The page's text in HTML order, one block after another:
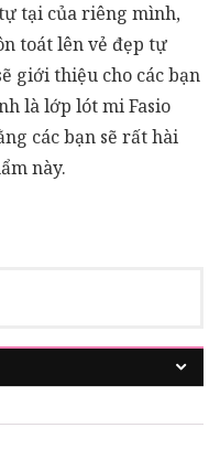
tại của riêng mình,
toát lên vẻ đẹp tự
giới thiệu cho các bạn
là lớp lót mi Fasio
các bạn sẽ rất hài
này.